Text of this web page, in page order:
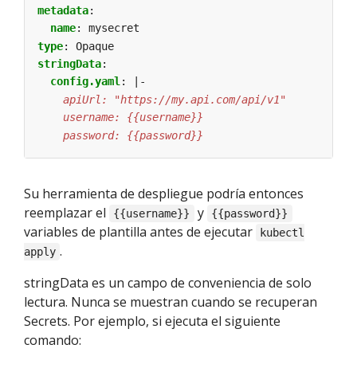
metadata:
name:
mysecret
type:
Opaque
stringData:
config.yaml:
|-
    password: {{password}}
Su herramienta de despliegue podría entonces
reemplazar el
{{username}} y {{password}}
variables de plantilla antes de ejecutar
kubectl
apply .
stringData es un campo de conveniencia de solo
lectura. Nunca se muestran cuando se recuperan
Secrets. Por ejemplo, si ejecuta el siguiente
comando: